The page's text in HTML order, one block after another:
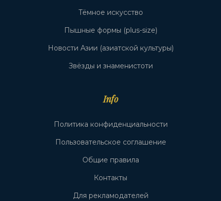
Тёмное искусство
Пышные формы (plus-size)
Новости Азии (азиатской культуры)
Звёзды и знаменистоти
Info
Политика конфиденциальности
Пользовательское соглашение
Общие правила
Контакты
Для рекламодателей